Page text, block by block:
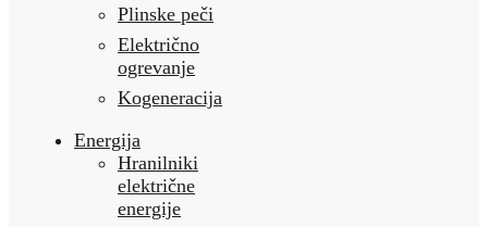
Plinske peči
Električno
ogrevanje
Kogeneracija
Energija
Hranilniki
električne
energije